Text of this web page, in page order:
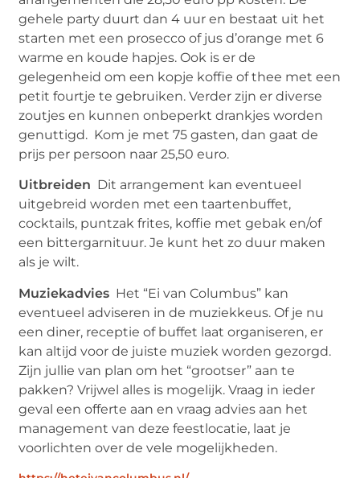
gehele party duurt dan 4 uur en bestaat uit het
starten met een prosecco of jus d’orange met 6
warme en koude hapjes. Ook is er de
gelegenheid om een kopje koffie of thee met een
petit fourtje te gebruiken. Verder zijn er diverse
zoutjes en kunnen onbeperkt drankjes worden
genuttigd. Kom je met 75 gasten, dan gaat de
prijs per persoon naar 25,50 euro.
Uitbreiden Dit arrangement kan eventueel
uitgebreid worden met een taartenbuffet,
cocktails, puntzak frites, koffie met gebak en/of
een bittergarnituur. Je kunt het zo duur maken
als je wilt.
Muziekadvies Het “Ei van Columbus” kan
eventueel adviseren in de muziekkeus. Of je nu
een diner, receptie of buffet laat organiseren, er
kan altijd voor de juiste muziek worden gezorgd.
Zijn jullie van plan om het “grootser” aan te
pakken? Vrijwel alles is mogelijk. Vraag in ieder
geval een offerte aan en vraag advies aan het
management van deze feestlocatie, laat je
voorlichten over de vele mogelijkheden.